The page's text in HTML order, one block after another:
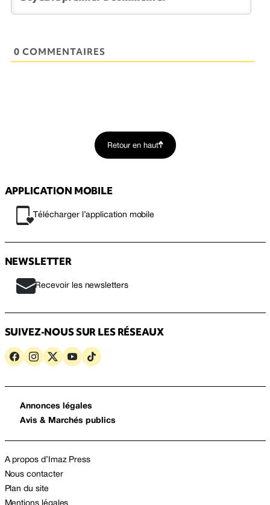
0 COMMENTAIRES
Retour en haut
APPLICATION MOBILE
Télécharger l’application mobile
NEWSLETTER
Recevoir les newsletters
SUIVEZ-NOUS SUR LES RÉSEAUX
Annonces légales
Avis & Marchés publics
A propos d’Imaz Press
Nous contacter
Plan du site
Mentions légales